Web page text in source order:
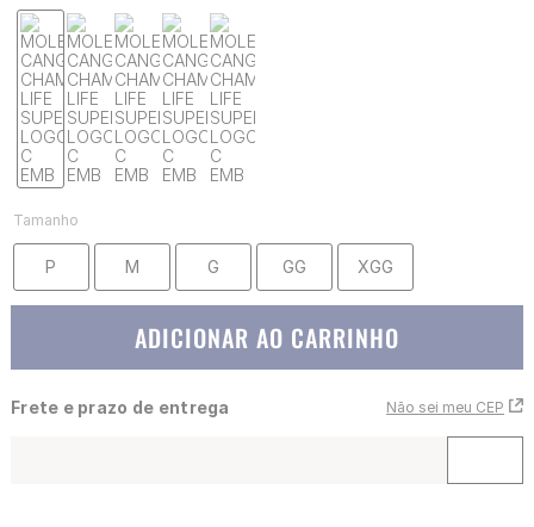
Tamanho
P M G GG XGG
ADICIONAR AO CARRINHO
Frete e prazo de entrega Não sei meu CEP